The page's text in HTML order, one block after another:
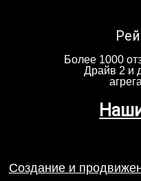
Более 1000
Драйв 2 и
Создание и